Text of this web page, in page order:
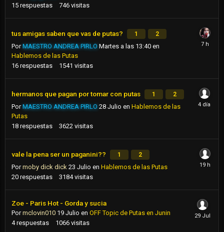
15 respuestas 746 visitas
tus amigas saben que vas de putas? 1 2
PorMAESTRO ANDREA PIRLO Martes a las 13:40 en
Hablemos de las Putas
16 respuestas 1541 visitas
hermanos que pagan por tomar con putas 1 2
PorMAESTRO ANDREA PIRLO 28 Julio en Hablemos de las
Putas
18 respuestas 3622 visitas
vale la pena ser un paganini?? 1 2
Pormoby dick dick 23 Julio en Hablemos de las Putas
20 respuestas 3184 visitas
Zoe - Paris Hot - Gorda y sucia
Pormclovin010 19 Julio en OFF Topic de Putas en Junin
4 respuestas 1066 visitas